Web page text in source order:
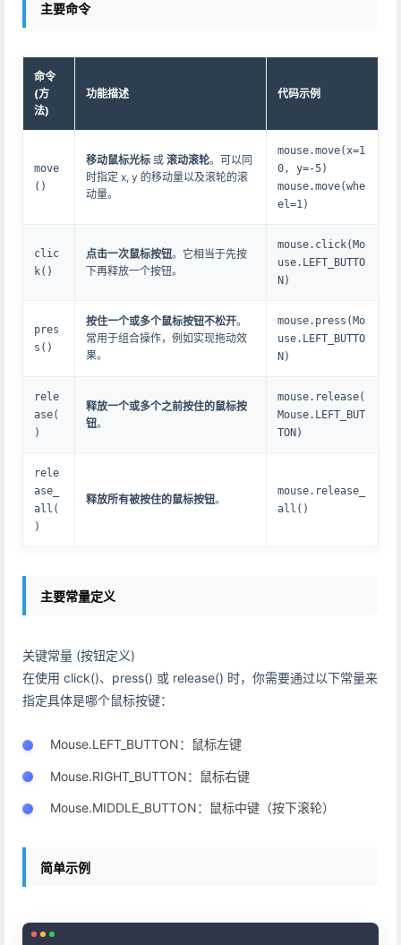
主要命令
命令
(方
法)
功能描述 代码示例
move
()
移动鼠标光标 或 滚动滚轮。可以同
时指定 x, y 的移动量以及滚轮的滚
动量。
mouse.move(x=1
0, y=-5)
mouse.move(whe
el=1)
clic
k()
点击一次鼠标按钮。它相当于先按
下再释放一个按钮。
mouse.click(Mo
use.LEFT_BUTTO
N)
pres
s()
按住一个或多个鼠标按钮不松开。
常用于组合操作，例如实现拖动效
果。
mouse.press(Mo
use.LEFT_BUTTO
N)
rele
ase(
)
释放一个或多个之前按住的鼠标按
钮。
mouse.release(
Mouse.LEFT_BUT
TON)
rele
ase_
all(
)
释放所有被按住的鼠标按钮。
mouse.release_
all()
主要常量定义
关键常量 (按钮定义)
在使用 click()、press() 或 release() 时，你需要通过以下常量来
指定具体是哪个鼠标按键：
Mouse.LEFT_BUTTON：鼠标左键
Mouse.RIGHT_BUTTON：鼠标右键
Mouse.MIDDLE_BUTTON：鼠标中键（按下滚轮）
简单示例